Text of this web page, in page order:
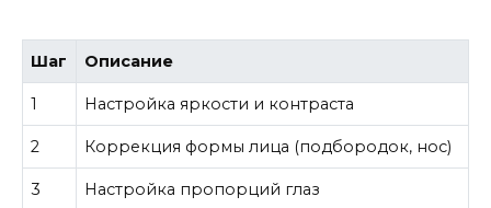
Шаг Описание
1 Настройка яркости и контраста
2 Коррекция формы лица (подбородок, нос)
3 Настройка пропорций глаз